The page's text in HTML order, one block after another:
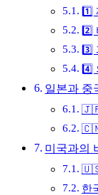
1️⃣
2️⃣
3️⃣
4️⃣
일본과 중
🇯🇵
🇨🇳
미국과의
🇺🇸
한